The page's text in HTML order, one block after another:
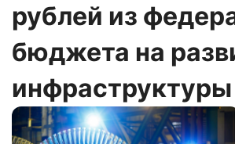
рублей из
бюджета на